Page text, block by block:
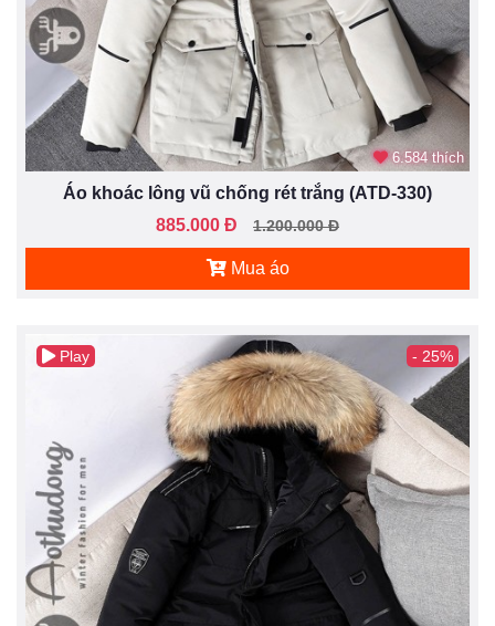
6.584 thích
Áo khoác lông vũ chống rét trắng (ATD-330)
885.000 Đ
1.200.000 Đ
Mua áo
- 25%
Play